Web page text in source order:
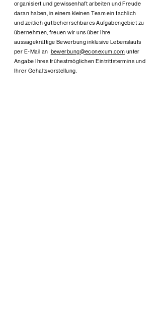
organisiert und gewissenhaft arbeiten und Freude
daran haben, in einem kleinen Team ein fachlich
und zeitlich gut beherrschbares Aufgabengebiet zu
übernehmen, freuen wir uns über Ihre
aussagekräftige Bewerbung inklusive Lebenslaufs
per E-Mail an bewerbung@econexum.com unter
Angabe Ihres frühestmöglichen Eintrittstermins und
Ihrer Gehaltsvorstellung.